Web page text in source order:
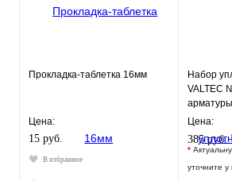
Прокладка-таблетка 16мм
Цена:
15 руб.
В избранное
Набор
VALTEC
Цена:
385 руб.
*
уточните